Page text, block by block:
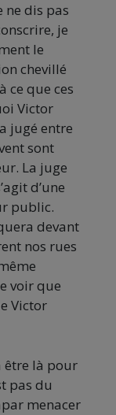
ne dis pas
je
le
chevillé
ce que ces
Victor
jugé entre
sont
La juge
d’une
public.
devant
nos rues
voir que
Victor
être là pour
pas du
menacer